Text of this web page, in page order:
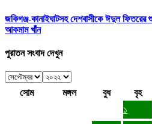
জকিগঞ্জ-কানাইঘাটসহ দেশবাসীকে ঈদুল ফিতরের
আকমাম খাঁন
পুরাতন সংবাদ দেখুন
সোম মঙ্গল বুধ বৃহ
১